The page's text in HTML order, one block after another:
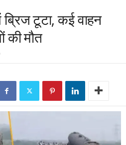
टूटा, कई वाहन
की मौत